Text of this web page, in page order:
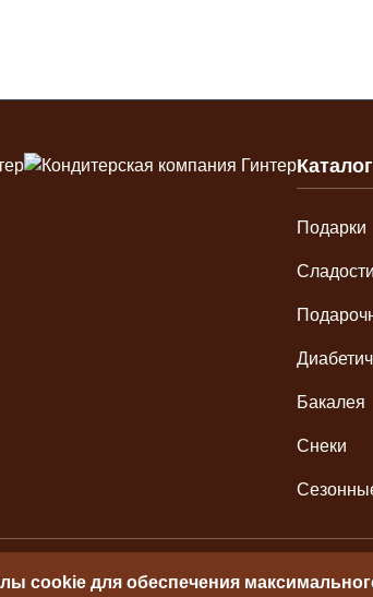
Каталог
Подарки
Сладости
Бакалея
Снеки
ОГРНИП
cookie для обеспечения